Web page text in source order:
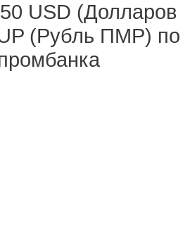
USD (Долларов
(Рубль ПМР) по